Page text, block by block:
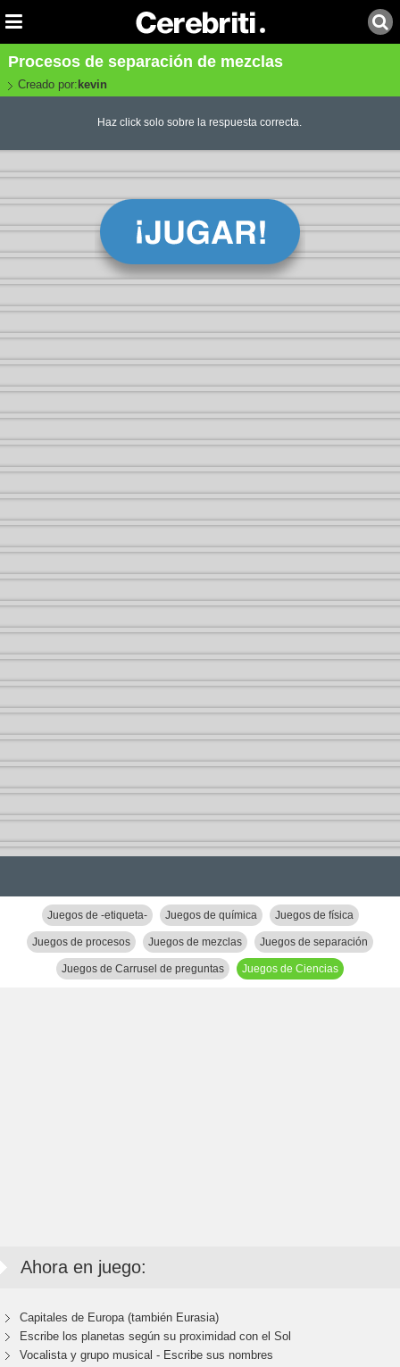
Procesos de separación de mezclas
Creado por: kevin
Haz click solo sobre la respuesta correcta.
Juegos de -etiqueta- Juegos de química Juegos de física
Juegos de procesos Juegos de mezclas Juegos de separación
Juegos de Carrusel de preguntas Juegos de Ciencias
Ahora en juego:
Capitales de Europa (también Eurasia)
Escribe los planetas según su proximidad con el Sol
Vocalista y grupo musical - Escribe sus nombres